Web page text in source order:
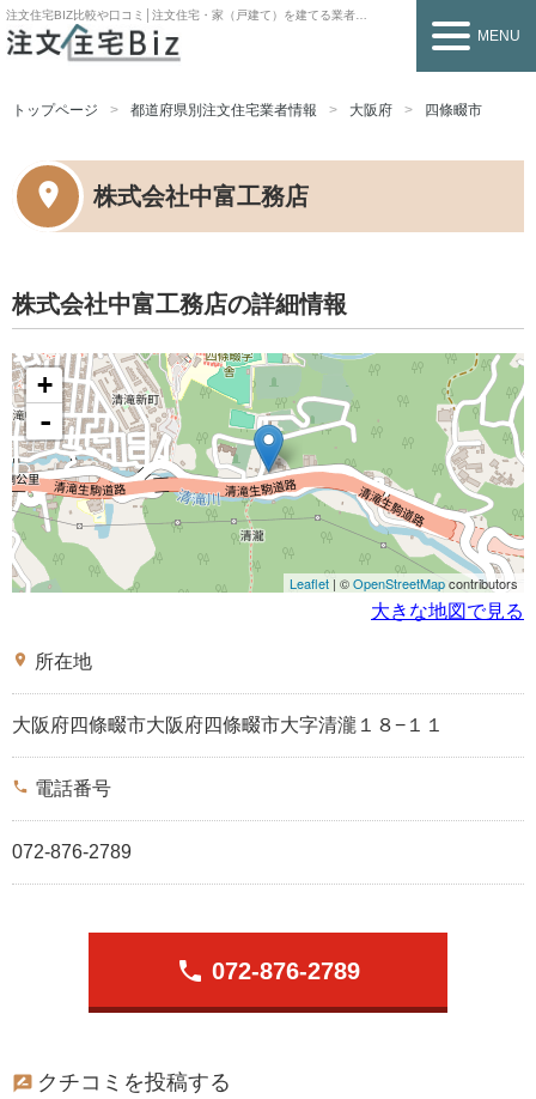
注文住宅BIZ比較や口コミ│注文住宅・家（戸建て）を建てる業者を探すなら
MENU
トップページ 都道府県別注文住宅業者情報 大阪府 四條畷市
株式会社中富工務店
株式会社中富工務店の詳細情報
+
-
Leaflet | ©OpenStreetMapcontributors
大きな地図で見る
place 所在地
大阪府四條畷市大阪府四條畷市大字清瀧１８−１１
phone 電話番号
072-876-2789
phone 072-876-2789
クチコミを投稿する